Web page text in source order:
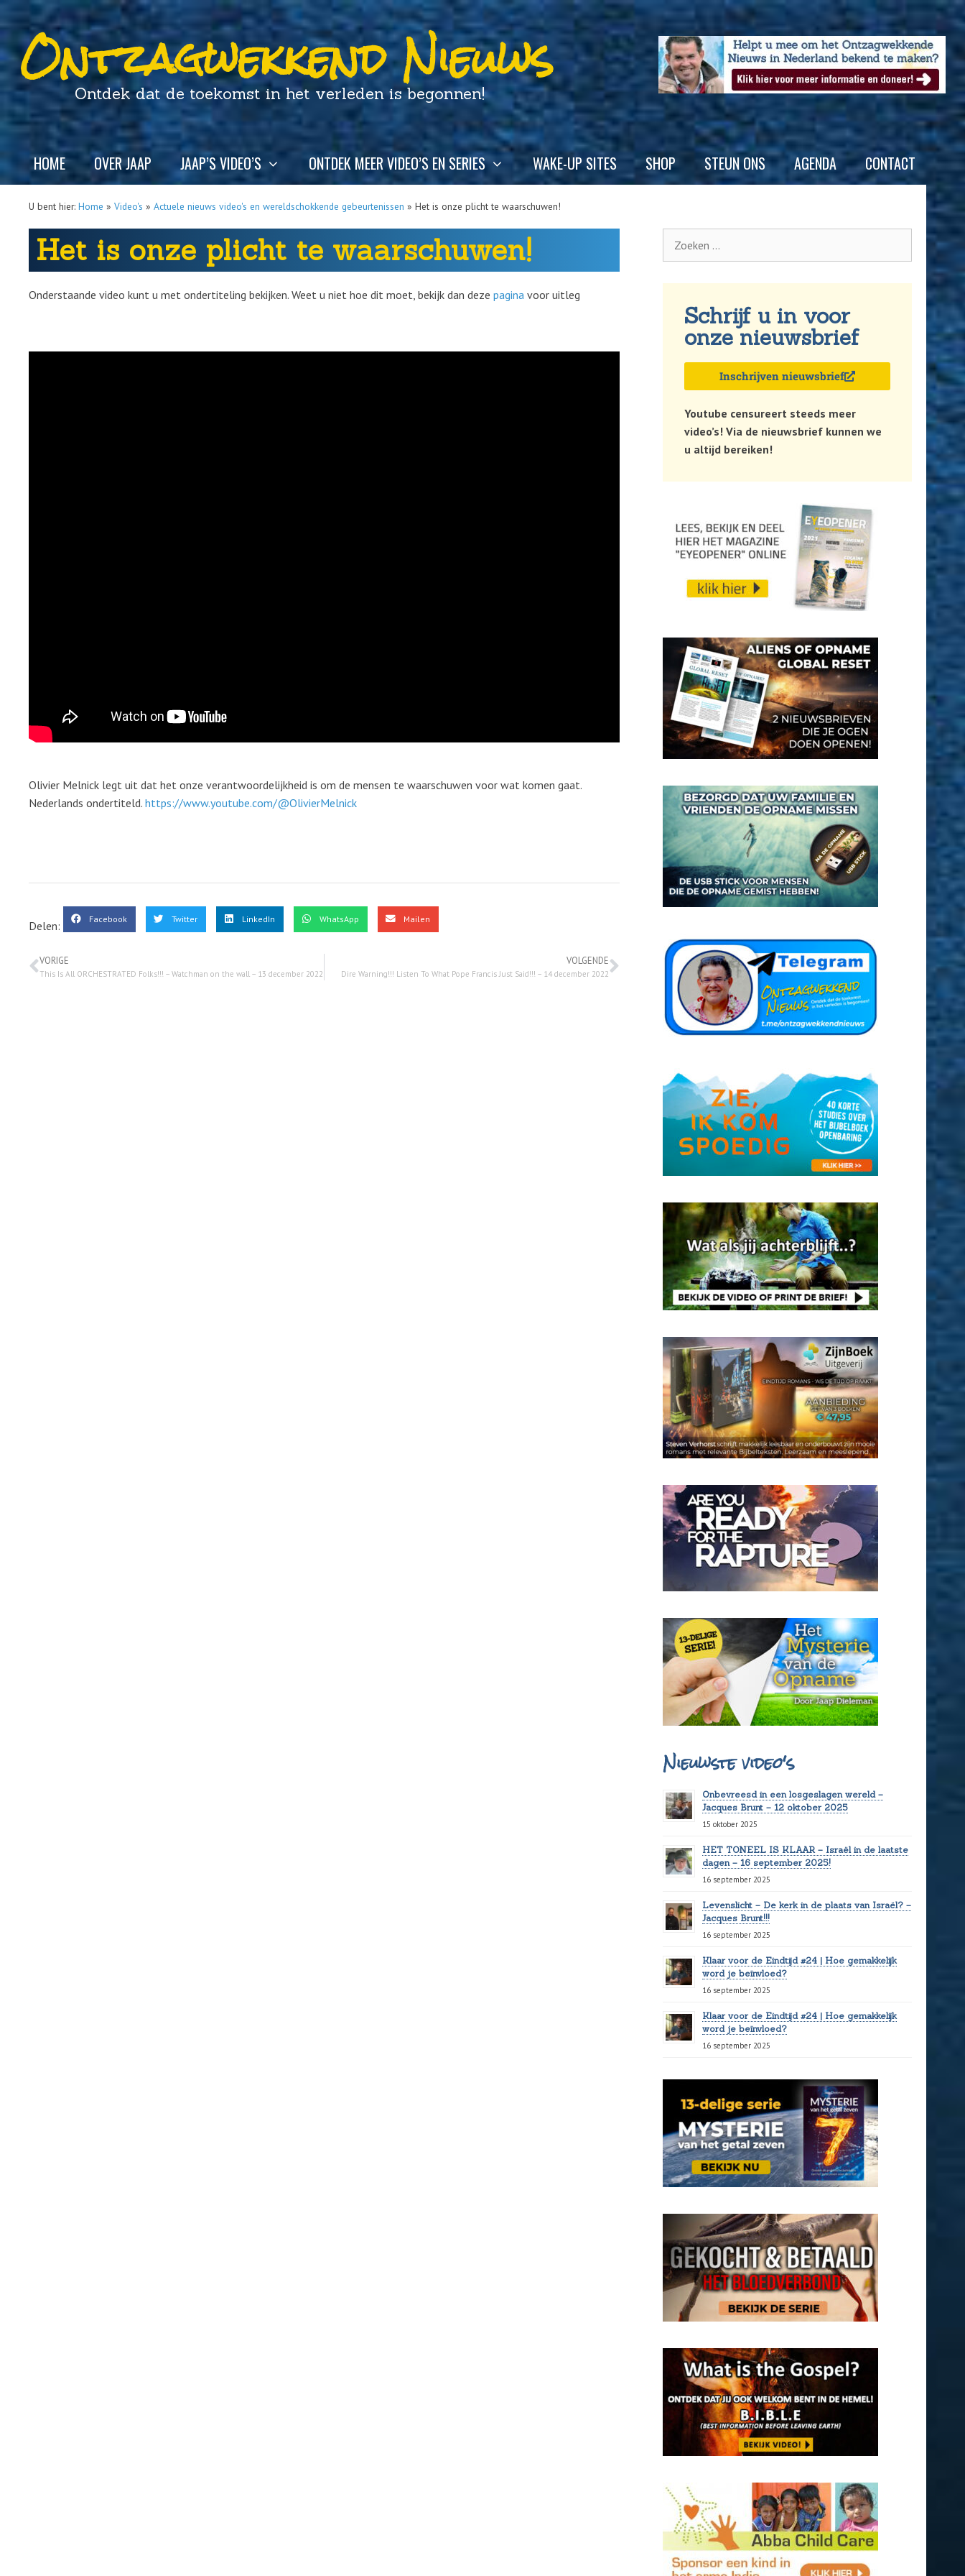
Ontzagwekkend Nieuws
Ontdek dat de toekomst in het verleden is begonnen!
HOME OVER JAAP JAAP’S VIDEO’S ONTDEK MEER VIDEO’S EN SERIES WAKE-UP SITES SHOP STEUN ONS AGENDA CONTACT
U bent hier: Home » Video's » Actuele nieuws video's en wereldschokkende gebeurtenissen » Het is onze plicht te waarschuwen!
Het is onze plicht te waarschuwen!
Onderstaande video kunt u met ondertiteling bekijken. Weet u niet hoe dit moet, bekijk dan deze pagina voor uitleg
Olivier Melnick legt uit dat het onze verantwoordelijkheid is om de mensen te waarschuwen voor wat komen gaat.
Nederlands ondertiteld. https://www.youtube.com/@OlivierMelnick
Delen: Facebook Twitter LinkedIn WhatsApp Mailen
VORIGE
This Is All ORCHESTRATED Folks!!! – Watchman on the wall – 13 december 2022
VOLGENDE
Dire Warning!!! Listen To What Pope Francis Just Said!!! – 14 december 2022
Schrijf u in voor
onze nieuwsbrief
Inschrijven nieuwsbrief
Youtube censureert steeds meer
video’s! Via de nieuwsbrief kunnen we
u altijd bereiken!
Nieuwste video's
Onbevreesd in een losgeslagen wereld –
Jacques Brunt – 12 oktober 2025
15 oktober 2025
HET TONEEL IS KLAAR – Israël in de laatste
dagen – 16 september 2025!
16 september 2025
Levenslicht – De kerk in de plaats van Israël? –
Jacques Brunt!!!
16 september 2025
Klaar voor de Eindtijd #24 | Hoe gemakkelijk
word je beïnvloed?
16 september 2025
Klaar voor de Eindtijd #24 | Hoe gemakkelijk
word je beïnvloed?
16 september 2025